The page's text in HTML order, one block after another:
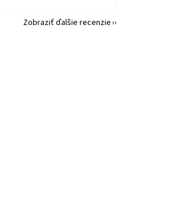
Zobraziť ďalšie recenzie